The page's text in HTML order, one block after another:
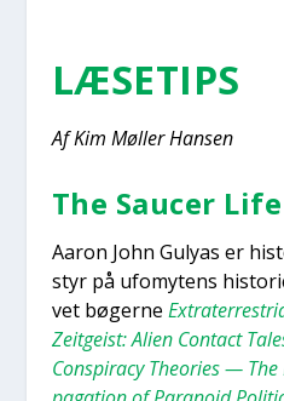
LÆSE­TIPS
Af Kim Møl­ler Han­sen
The Sau­cer Life
Aaron John Guly­as er
styr på ufo­mytens
vet bøger­ne
Zeit­gei­st: Ali­en Con­ta­ct
Con­spira­cy The­o­ri­es —